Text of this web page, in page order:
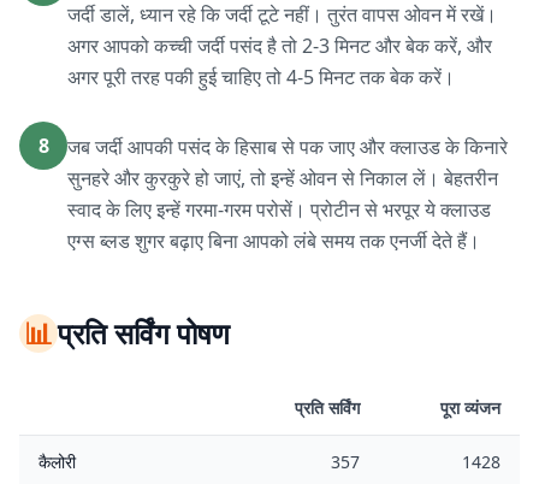
जर्दी डालें, ध्यान रहे कि जर्दी टूटे नहीं। तुरंत वापस ओवन में रखें।
अगर आपको कच्ची जर्दी पसंद है तो 2-3 मिनट और बेक करें, और
अगर पूरी तरह पकी हुई चाहिए तो 4-5 मिनट तक बेक करें।
8
जब जर्दी आपकी पसंद के हिसाब से पक जाए और क्लाउड के किनारे
सुनहरे और कुरकुरे हो जाएं, तो इन्हें ओवन से निकाल लें। बेहतरीन
स्वाद के लिए इन्हें गरमा-गरम परोसें। प्रोटीन से भरपूर ये क्लाउड
एग्स ब्लड शुगर बढ़ाए बिना आपको लंबे समय तक एनर्जी देते हैं।
📊प्रति सर्विंग पोषण
प्रति सर्विंग पूरा व्यंजन
कैलोरी 357 1428